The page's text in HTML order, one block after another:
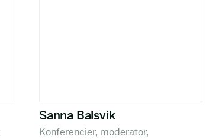
Sanna Balsvik
Konferencier, moderator,